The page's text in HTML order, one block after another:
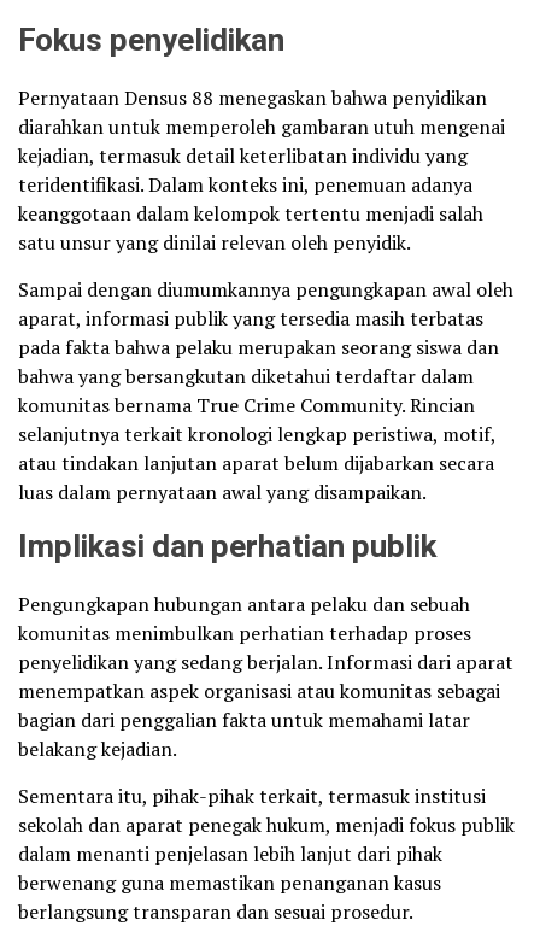
Fokus penyelidikan
Pernyataan Densus 88 menegaskan bahwa penyidikan
diarahkan untuk memperoleh gambaran utuh mengenai
kejadian, termasuk detail keterlibatan individu yang
teridentifikasi. Dalam konteks ini, penemuan adanya
keanggotaan dalam kelompok tertentu menjadi salah
satu unsur yang dinilai relevan oleh penyidik.
Sampai dengan diumumkannya pengungkapan awal oleh
aparat, informasi publik yang tersedia masih terbatas
pada fakta bahwa pelaku merupakan seorang siswa dan
bahwa yang bersangkutan diketahui terdaftar dalam
komunitas bernama True Crime Community. Rincian
selanjutnya terkait kronologi lengkap peristiwa, motif,
atau tindakan lanjutan aparat belum dijabarkan secara
luas dalam pernyataan awal yang disampaikan.
Implikasi dan perhatian publik
Pengungkapan hubungan antara pelaku dan sebuah
komunitas menimbulkan perhatian terhadap proses
penyelidikan yang sedang berjalan. Informasi dari aparat
menempatkan aspek organisasi atau komunitas sebagai
bagian dari penggalian fakta untuk memahami latar
belakang kejadian.
Sementara itu, pihak-pihak terkait, termasuk institusi
sekolah dan aparat penegak hukum, menjadi fokus publik
dalam menanti penjelasan lebih lanjut dari pihak
berwenang guna memastikan penanganan kasus
berlangsung transparan dan sesuai prosedur.